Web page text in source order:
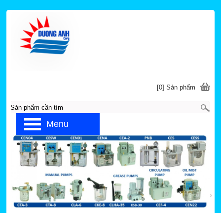
Thiết bị bôi trơn bằng tay CLHA
Trang chủ » CHEN YING »
THIẾT BỊ BƠM DẦU MỠ
BẰNG TAY CHEN YING
[0] Sản phẩm
Menu